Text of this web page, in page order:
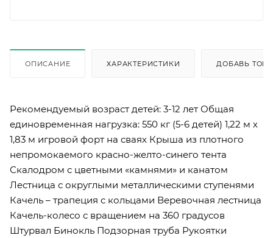
ОПИСАНИЕ ХАРАКТЕРИСТИКИ ДОБАВЬ
Рекомендуемый возраст детей: 3-12 лет Общая
единовременная нагрузка: 550 кг (5-6 детей) 1,22 м х
1,83 м игровой форт на сваях Крыша из плотного
непромокаемого красно-желто-синего тента
Скалодром с цветными «камнями» и канатом
Лестница с округлыми металлическими ступенями
Качель – трапеция с кольцами Веревочная лестница
Качель-колесо с вращением на 360 градусов
Штурвал Бинокль Подзорная труба Рукоятки